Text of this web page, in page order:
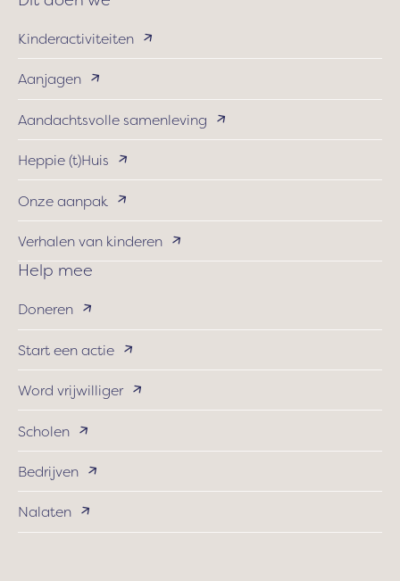
Kinderactiviteiten
Aanjagen
Aandachtsvolle samenleving
Heppie (t)Huis
Onze aanpak
Verhalen van kinderen
Help mee
Doneren
Start een actie
Word vrijwilliger
Scholen
Bedrijven
Nalaten